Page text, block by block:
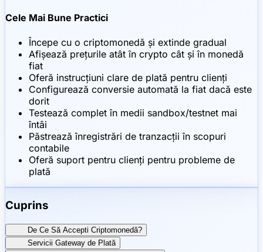
Cele Mai Bune Practici
Începe cu o criptomonedă și extinde gradual
Afișează prețurile atât în crypto cât și în monedă
fiat
Oferă instrucțiuni clare de plată pentru clienți
Configurează conversie automată la fiat dacă este
dorit
Testează complet în medii sandbox/testnet mai
întâi
Păstrează înregistrări de tranzacții în scopuri
contabile
Oferă suport pentru clienți pentru probleme de
plată
Cuprins
De Ce Să Accepti Criptomonedă?
Servicii Gateway de Plată